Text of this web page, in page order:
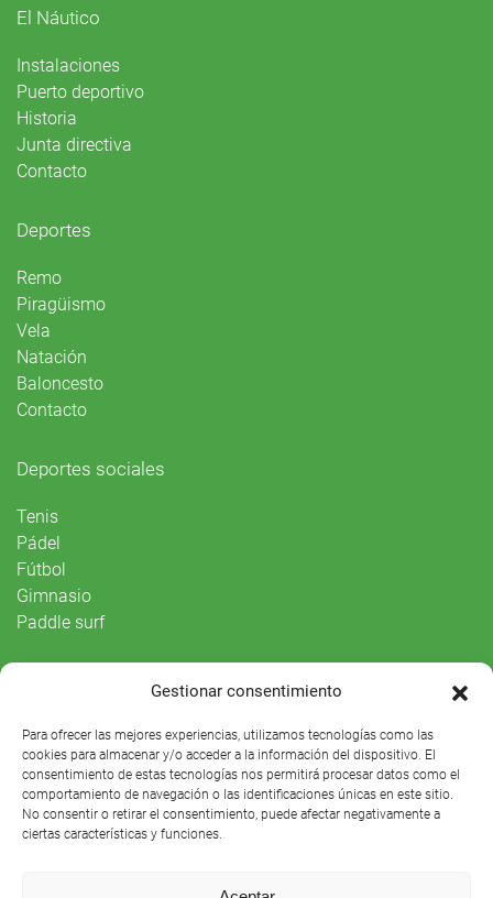
Gestionar consentimiento
Para ofrecer las mejores experiencias, utilizamos tecnologías como las
cookies para almacenar y/o acceder a la información del dispositivo. El
consentimiento de estas tecnologías nos permitirá procesar datos como el
comportamiento de navegación o las identificaciones únicas en este sitio.
No consentir o retirar el consentimiento, puede afectar negativamente a
ciertas características y funciones.
El Náutico
Instalaciones
Puerto deportivo
Historia
Junta directiva
Contacto
Deportes
Remo
Piragüismo
Vela
Natación
Baloncesto
Contacto
Deportes sociales
Tenis
Pádel
Fútbol
Gimnasio
Paddle surf
Agenda